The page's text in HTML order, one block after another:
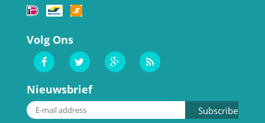
Volg Ons
Nieuwsbrief